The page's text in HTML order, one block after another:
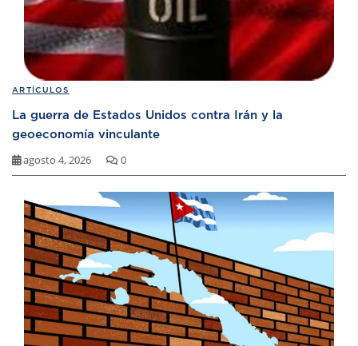
ARTÍCULOS
La guerra de Estados Unidos contra Irán y la
geoeconomía vinculante
agosto 4, 2026 0